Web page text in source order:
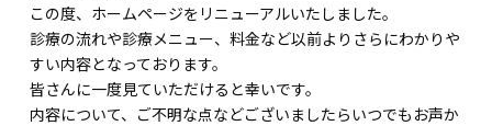
この度、ホームページをリニューアルいたしました。
診療の流れや診療メニュー、料金など以前よりさらにわかりや
すい内容となっております。
皆さんに一度見ていただけると幸いです。
内容について、ご不明な点などございましたらいつでもお声か